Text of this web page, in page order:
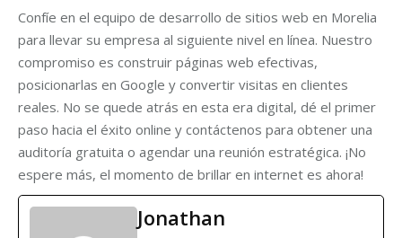
Confíe en el equipo de desarrollo de sitios web en Morelia
para llevar su empresa al siguiente nivel en línea. Nuestro
compromiso es construir páginas web efectivas,
posicionarlas en Google y convertir visitas en clientes
reales. No se quede atrás en esta era digital, dé el primer
paso hacia el éxito online y contáctenos para obtener una
auditoría gratuita o agendar una reunión estratégica. ¡No
espere más, el momento de brillar en internet es ahora!
Jonathan